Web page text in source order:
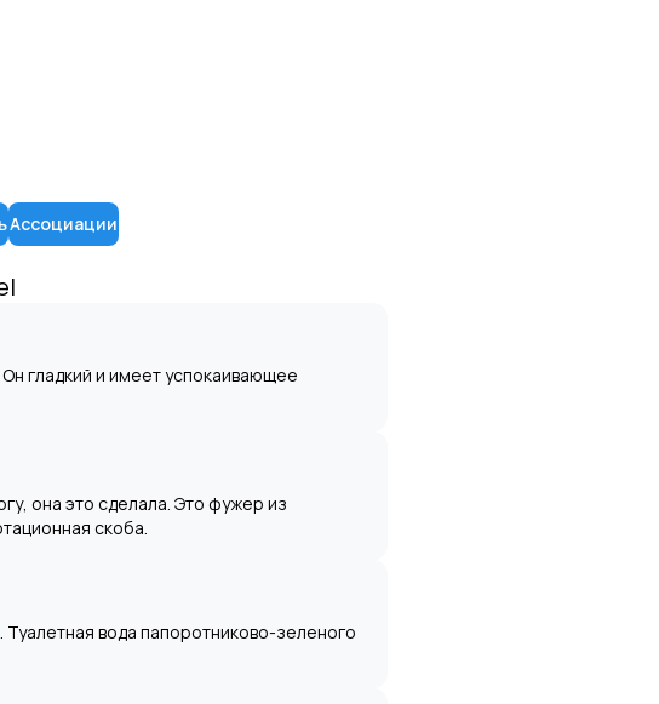
Ассоциации
гладкий и имеет успокаивающее
она это сделала. Это фужер из
скоба.
вода папоротниково-зеленого